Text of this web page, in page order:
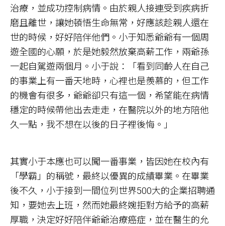
治療，並成功控制病情。由於親人接連受到疾病折
磨且離世，讓她頓悟生命無常，好應該趁親人還在
世的時候，好好陪伴他們。小于知悉爺爺有一個周
遊全國的心願，於是她毅然放棄高薪工作，兩爺孫
一起自駕遊兩個月。小于說：「看到同齡人在自己
的事業上有一番天地時，心裡也是羨慕的，但工作
的機會有很多，爺爺卻只有這一個，希望能在病情
穩定的時候帶他出去走走，在醫院以外的地方陪他
久一點，我不想在以後的日子裡後悔。」
其實小于本應也可以闖一番事業，皆因她在校內有
「學霸」的稱號，最終以優異的成績畢業。在畢業
後不久，小于接到一間位列世界500大的企業招聘通
知，要她去上班，然而她最終婉拒對方給予的高薪
厚職，決定好好陪伴爺爺治療癌症，並在醫生的允